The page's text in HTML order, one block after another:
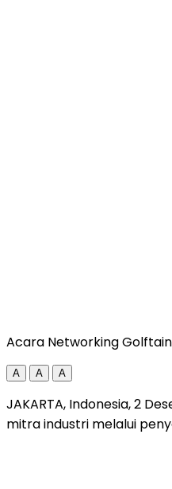
Acara Networking
A A A
JAKARTA, Indonesia, 2
mitra industri melalui